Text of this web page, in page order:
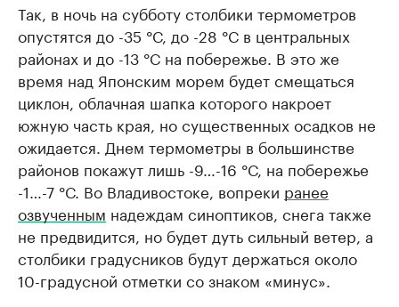
Так, в ночь на субботу столбики термометров
опустятся до -35 °С, до -28 °С в центральных
районах и до -13 °С на побережье. В это же
время над Японским морем будет смещаться
циклон, облачная шапка которого накроет
южную часть края, но существенных осадков не
ожидается. Днем термометры в большинстве
районов покажут лишь -9…-16 °С, на побережье
-1…-7 °С. Во Владивостоке, вопреки ранее
озвученным надеждам синоптиков, снега также
не предвидится, но будет дуть сильный ветер, а
столбики градусников будут держаться около
10-градусной отметки со знаком «минус».